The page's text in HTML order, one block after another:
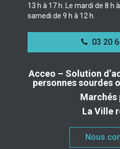
13 h à 17 h. Le mardi de 8 h
samedi de 9 h à 12 h.
03 20
Acceo – Solution
personnes sourdes
Marchés
La Ville
Nous